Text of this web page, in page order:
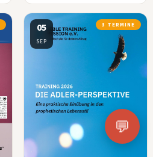
05
SEP
3 TERMINE
💬